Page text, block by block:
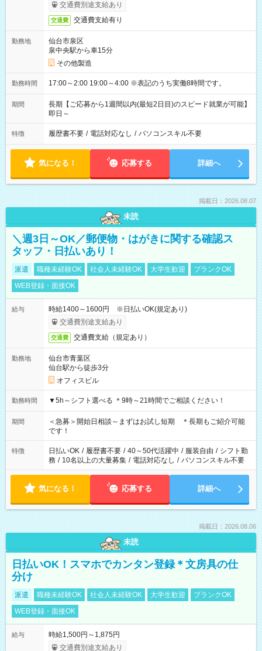
交通費別途支給あり
交通費 交通費支給有り
勤務地
仙台市泉区
泉中央駅から車15分
その他製造
勤務時間 17:00～2:00 19:00～4:00 ※表記のうち実働8時間です。
期間
長期【ご応募から1週間以内(最短2日目)のスピード就業が可能】
即日～
特徴 履歴書不要 / 電話対応なし / パソコンスキル不要
気になる！ 応募する 詳細へ
掲載日：2026.08.07
未読
＼週3日～OK／郵便物・はがきに関する確認ス
タッフ・日払いあり！
派遣 職種未経験OK 社会人未経験OK 大学生歓迎
ブランクOK
WEB登録・面接OK
給与
時給1400～1600円 ※日払いOK(規定あり)
交通費別途支給あり
交通費 交通費支給（規定あり）
勤務地
仙台市青葉区
仙台駅から徒歩3分
オフィスビル
勤務時間 ▼5h～シフト選べる ＊9時～21時間でご相談ください！
期間
＜急募＞開始日相談～まずはお試し短期 ＊長期もご紹介可能
です！
特徴 日払いOK / 履歴書不要 / 40～50代活躍中 / 服装自由 / シフト勤
務 / 10名以上の大量募集 / 電話対応なし / パソコンスキル不要
気になる！ 応募する 詳細へ
掲載日：2026.08.06
未読
日払いOK！スマホでカンタン登録＊文房具の仕
分け
派遣 職種未経験OK 社会人未経験OK 大学生歓迎
ブランクOK
WEB登録・面接OK
給与
時給1,500円～1,875円
交通費別途支給あり